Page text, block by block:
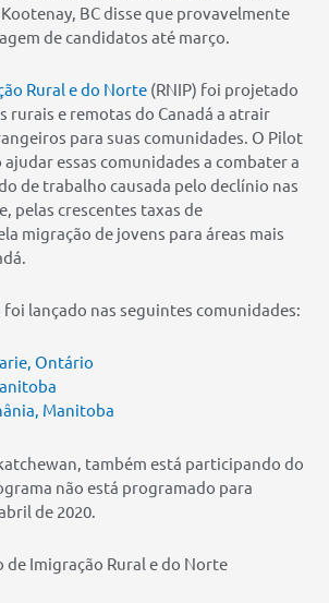
BC disse que provavelmente
de candidatos até março.
Rural e do Norte (RNIP) foi projetado
rurais e remotas do Canadá a atrair
para suas comunidades. O Pilot
essas comunidades a combater a
de trabalho causada pelo declínio nas
pelas crescentes taxas de
migração de jovens para áreas mais
lançado nas seguintes comunidades:
Ontário
Manitoba
também está participando do
não está programado para
de 2020.